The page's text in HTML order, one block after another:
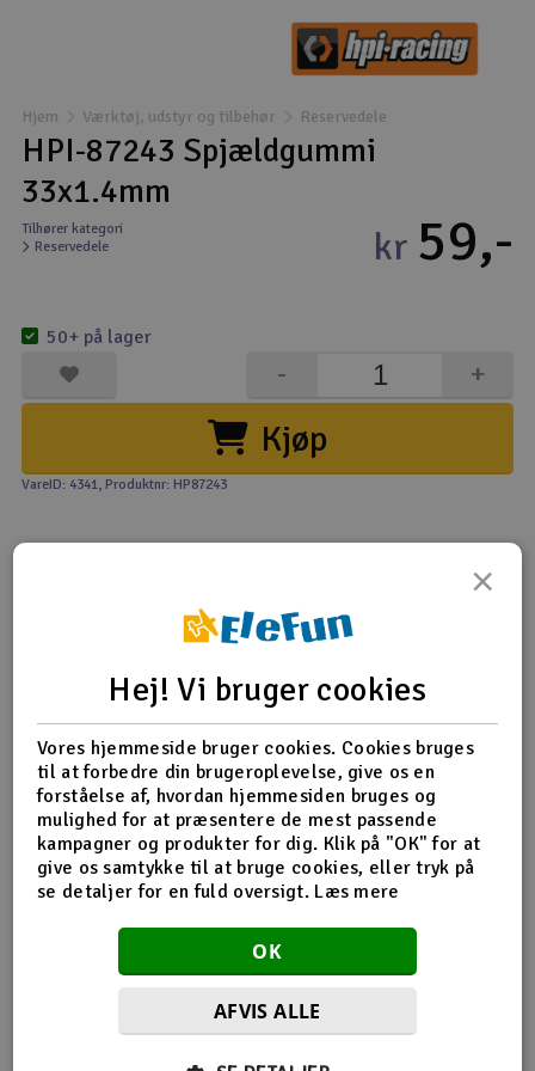
Droner til FPV
Fly
Helikopter
Modelbygg og byggesæt
Modeljernbane
Motor & tilbehør
Scooter & elkøretøj
Slot racing
Smarthjem, leg og hobby
Solenergi
Værktøj, udstyr og tilbehør
Hjem Værktøj, udstyr og tilbehør Reservedele
HPI-87243 Spjældgummi
33x1.4mm
Tilhører kategori
Reservedele
kr 59,-
Kjøp
+
-
50+ på lager
VareID: 4341, Produktnr: HP87243
Tip din ven Anmeldelser
Produkt information
87243 Spjældgummi 33x1.4mm
Flere detaljer
forbundet med
Reservedele HPI
×
Hej! Vi bruger cookies
Vores hjemmeside bruger cookies. Cookies bruges
til at forbedre din brugeroplevelse, give os en
forståelse af, hvordan hjemmesiden bruges og
mulighed for at præsentere de mest passende
kampagner og produkter for dig. Klik på "OK" for at
give os samtykke til at bruge cookies, eller tryk på
se detaljer for en fuld oversigt. Læs mere
OK
AFVIS ALLE